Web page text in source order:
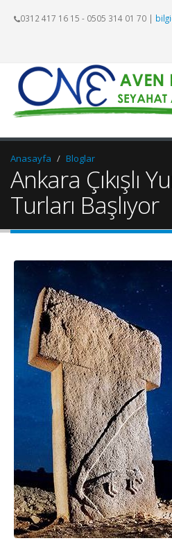
0312 417 16 15 - 0505 314 01 70 |
Anasayfa Bloglar
Ankara Çıkışlı
Turları Başlıyor